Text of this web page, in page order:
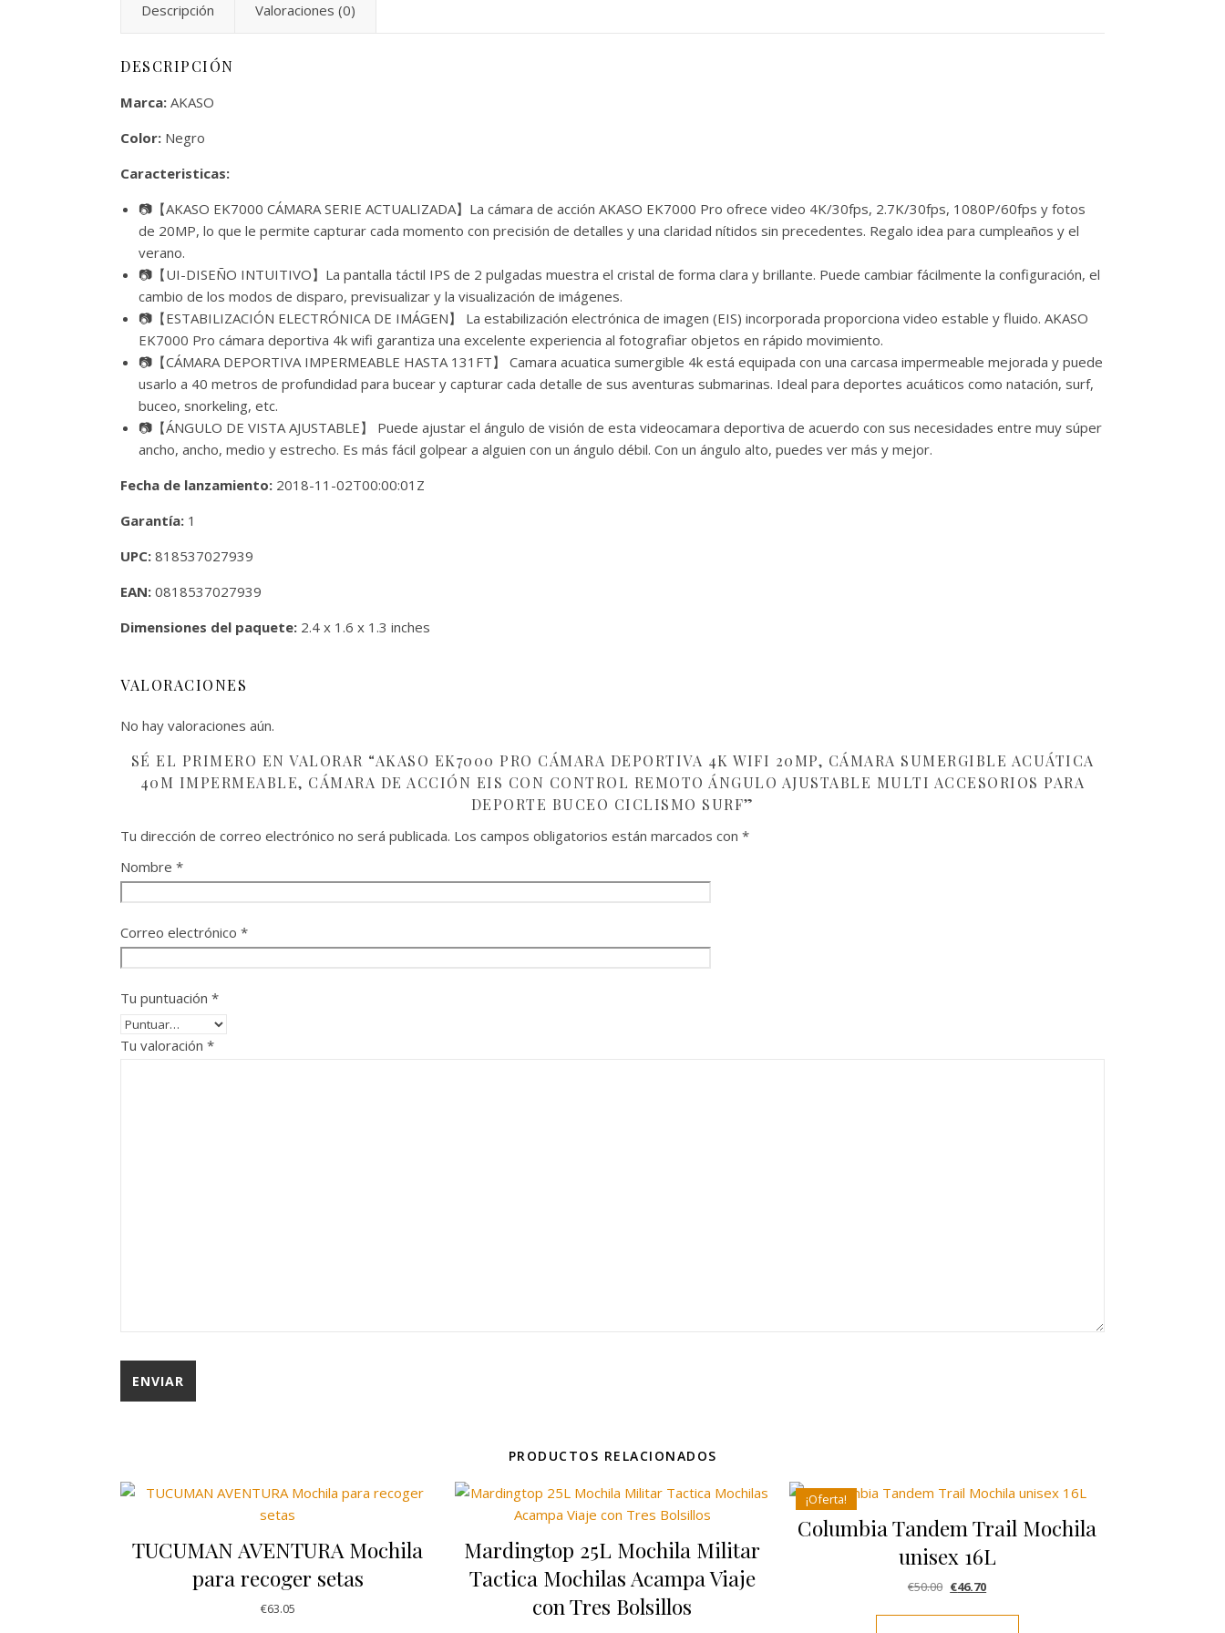
Descripción Valoraciones (0)
DESCRIPCIÓN
Marca: AKASO
Color: Negro
Caracteristicas:
📷【AKASO EK7000 CÁMARA SERIE ACTUALIZADA】La cámara de acción AKASO EK7000 Pro ofrece video 4K/30fps, 2.7K/30fps, 1080P/60fps y fotos
de 20MP, lo que le permite capturar cada momento con precisión de detalles y una claridad nítidos sin precedentes. Regalo idea para cumpleaños y el
verano.
📷【UI-DISEÑO INTUITIVO】La pantalla táctil IPS de 2 pulgadas muestra el cristal de forma clara y brillante. Puede cambiar fácilmente la configuración, el
cambio de los modos de disparo, previsualizar y la visualización de imágenes.
📷【ESTABILIZACIÓN ELECTRÓNICA DE IMÁGEN】 La estabilización electrónica de imagen (EIS) incorporada proporciona video estable y fluido. AKASO
EK7000 Pro cámara deportiva 4k wifi garantiza una excelente experiencia al fotografiar objetos en rápido movimiento.
📷【CÁMARA DEPORTIVA IMPERMEABLE HASTA 131FT】 Camara acuatica sumergible 4k está equipada con una carcasa impermeable mejorada y puede
usarlo a 40 metros de profundidad para bucear y capturar cada detalle de sus aventuras submarinas. Ideal para deportes acuáticos como natación, surf,
buceo, snorkeling, etc.
📷【ÁNGULO DE VISTA AJUSTABLE】 Puede ajustar el ángulo de visión de esta videocamara deportiva de acuerdo con sus necesidades entre muy súper
ancho, ancho, medio y estrecho. Es más fácil golpear a alguien con un ángulo débil. Con un ángulo alto, puedes ver más y mejor.
Fecha de lanzamiento: 2018-11-02T00:00:01Z
Garantía: 1
UPC: 818537027939
EAN: 0818537027939
Dimensiones del paquete: 2.4 x 1.6 x 1.3 inches
VALORACIONES
No hay valoraciones aún.
SÉ EL PRIMERO EN VALORAR “AKASO EK7000 PRO CÁMARA DEPORTIVA 4K WIFI 20MP, CÁMARA SUMERGIBLE ACUÁTICA
40M IMPERMEABLE, CÁMARA DE ACCIÓN EIS CON CONTROL REMOTO ÁNGULO AJUSTABLE MULTI ACCESORIOS PARA
DEPORTE BUCEO CICLISMO SURF”
Tu dirección de correo electrónico no será publicada. Los campos obligatorios están marcados con *
Nombre *
Correo electrónico *
Tu puntuación *
Tu valoración *
PRODUCTOS RELACIONADOS
TUCUMAN AVENTURA Mochila
para recoger setas
€63.05
Mardingtop 25L Mochila Militar
Tactica Mochilas Acampa Viaje
con Tres Bolsillos
¡Oferta!
Columbia Tandem Trail Mochila
unisex 16L
€50.00 El precio original era: €50.00.
€46.70El precio actual es: €46.70.